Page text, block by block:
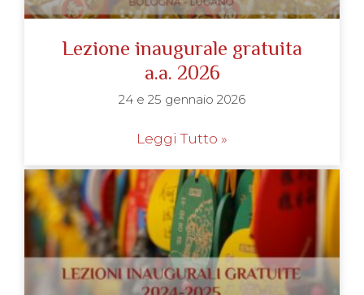
Lezione inaugurale gratuita
a.a. 2026
24 e 25 gennaio 2026
Leggi Tutto »